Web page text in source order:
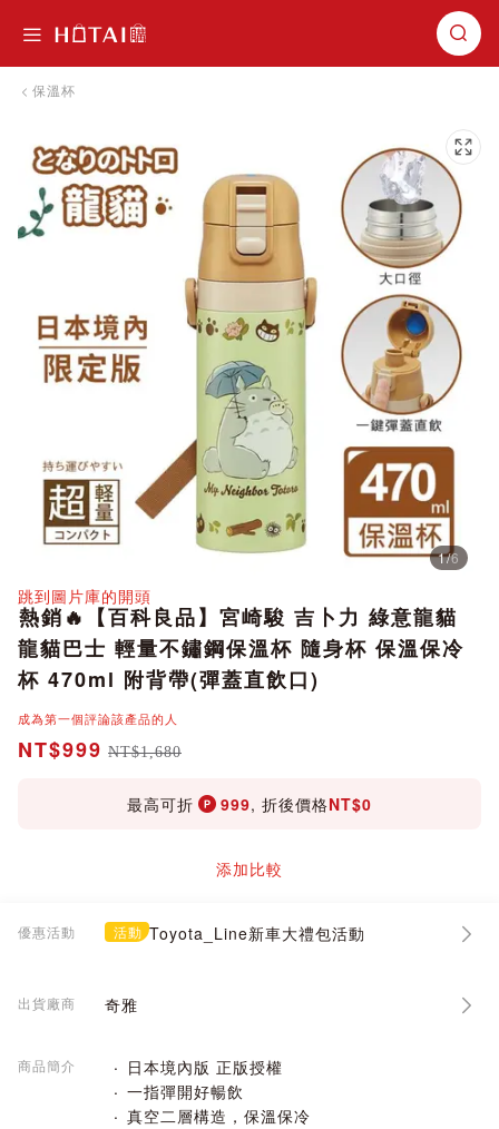
保溫杯
1/6
跳到圖片庫的開頭
熱銷🔥【百科良品】宮崎駿 吉卜力 綠意龍貓
龍貓巴士 輕量不鏽鋼保溫杯 隨身杯 保溫保冷
杯 470ml 附背帶(彈蓋直飲口)
成為第一個評論該產品的人
NT$999 NT$1,680
最高可折 999, 折後價格NT$0
添加比較
優惠活動 活動 Toyota_Line新車大禮包活動
出貨廠商 奇雅
商品簡介
日本境內版 正版授權
一指彈開好暢飲
真空二層構造，保溫保冷